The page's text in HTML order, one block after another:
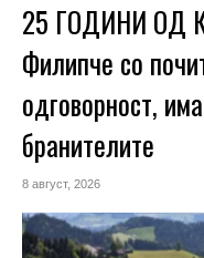
25 ГОДИНИ ОД
Филипче со
одговорност,
бранителите
8 август, 2026